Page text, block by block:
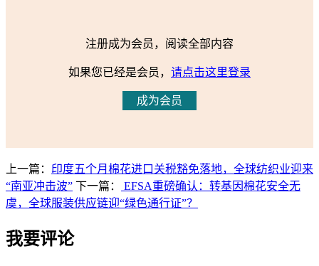
注册成为会员，阅读全部内容
如果您已经是会员， 请点击这里登录
成为会员
上一篇： 印度五个月棉花进口关税豁免落地，全球纺织业迎来
“南亚冲击波” 下一篇：
EFSA重磅确认：转基因棉花安全无
虞，全球服装供应链迎“绿色通行证”？
我要评论